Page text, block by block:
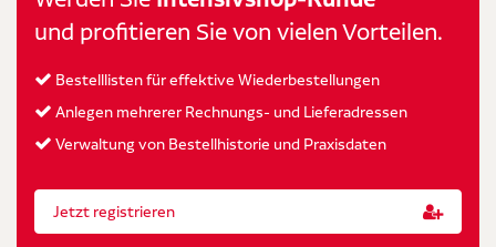
und profitieren Sie von vielen Vorteilen.
Bestelllisten für effektive Wiederbestellungen
Anlegen mehrerer Rechnungs- und Lieferadressen
Verwaltung von Bestellhistorie und Praxisdaten
Jetzt registrieren